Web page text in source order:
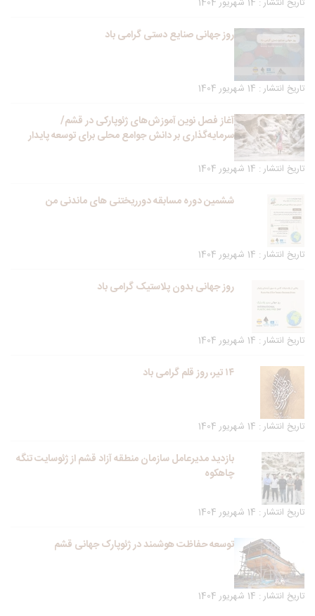
تاریخ انتشار : 14 شهریور 1404
روز جهانی صنایع دستی گرامی باد
تاریخ انتشار : 14 شهریور 1404
آغاز فصل نوین آموزش‌های ژئوپارکی در قشم/
سرمایه‌گذاری بر دانش جوامع محلی برای توسعه پایدار
تاریخ انتشار : 14 شهریور 1404
ششمین دوره مسابقه دورریختنی های ماندنی من
تاریخ انتشار : 14 شهریور 1404
روز جهانی بدون پلاستیک گرامی باد
تاریخ انتشار : 14 شهریور 1404
۱۴ تیر، روز قلم گرامی باد
تاریخ انتشار : 14 شهریور 1404
بازدید مدیرعامل سازمان منطقه آزاد قشم از ژئوسایت تنگه
چاهکوه
تاریخ انتشار : 14 شهریور 1404
توسعه حفاظت هوشمند در ژئوپارک جهانی قشم
تاریخ انتشار : 14 شهریور 1404